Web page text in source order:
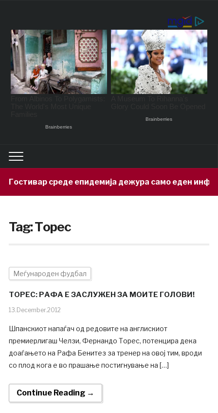
среде епидемија дежура само еден
Tag:Торес
Меѓународен фудбал
ТОРЕС: РАФА Е ЗАСЛУЖЕН ЗА МОИТЕ ГОЛОВИ!
13.December.2012
Шпанскиот напаѓач од редовите на англискиот
премиерлигаш Челзи, Фернандо Торес, потенцира дека
доаѓањето на Рафа Бенитез за тренер на овој тим, вроди
со плод кога е во прашање постигнување на […]
Continue Reading →